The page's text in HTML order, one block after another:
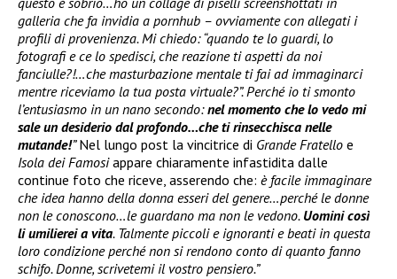
galleria che fa invidia a pornhub – ovviamente con allegati i
profili di provenienza. Mi chiedo: “quando te lo guardi, lo
fotografi e ce lo spedisci, che reazione ti aspetti da noi
fanciulle?!…che masturbazione mentale ti fai ad immaginarci
mentre riceviamo la tua posta virtuale?”. Perché io ti smonto
l’entusiasmo in un nano secondo:nel momento che lo vedo mi
sale un desiderio dal profondo…che ti rinsecchisca nelle
mutande!”Nel lungo post la vincitrice di Grande Fratello e
Isola dei Famosiappare chiaramente infastidita dalle
continue foto che riceve, asserendo che: è facile immaginare
che idea hanno della donna esseri del genere…perché le donne
non le conoscono…le guardano ma non le vedono. Uomini così
li umilierei a vita. Talmente piccoli e ignoranti e beati in questa
loro condizione perché non si rendono conto di quanto fanno
schifo. Donne, scrivetemi il vostro pensiero.”